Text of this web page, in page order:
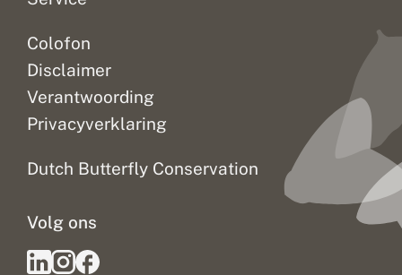
Colofon
Disclaimer
Verantwoording
Privacyverklaring
Dutch Butterfly Conservation
Volg ons